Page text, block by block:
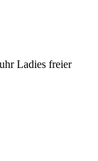
Ladies freier